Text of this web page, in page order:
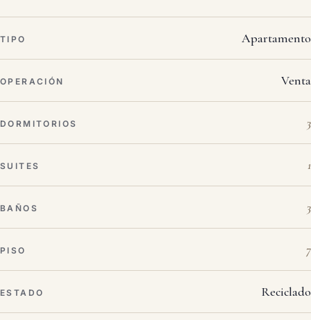
TIPO Apartamento
OPERACIÓN Venta
DORMITORIOS 3
SUITES 1
BAÑOS 3
PISO 7
ESTADO Reciclado